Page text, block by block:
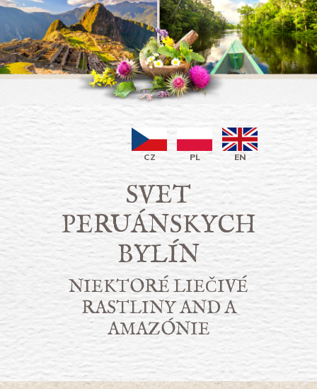
CZ PL EN
SVET
PERUÁNSKYCH
BYLÍN
NIEKTORÉ LIEČIVÉ
RASTLINY AND A
AMAZÓNIE